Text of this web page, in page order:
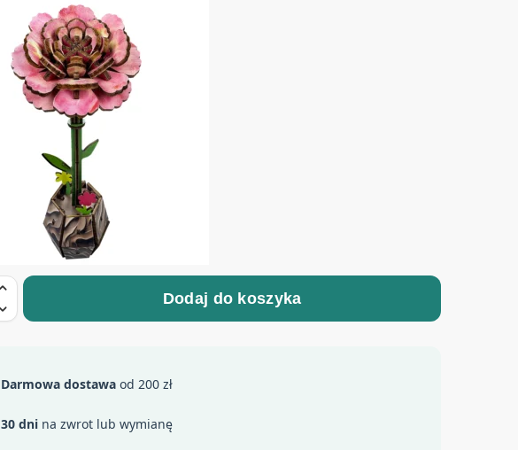
Dodaj do koszyka
Darmowa dostawa od 200 zł
30 dni na zwrot lub wymianę